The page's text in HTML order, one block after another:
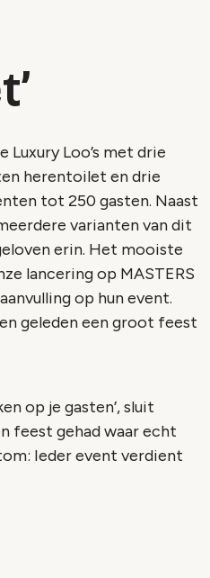
Loo’s met drie
herentoilet en drie
tot 250 gasten. Naast
varianten van dit
erin. Het mooiste
lancering op MASTERS
op hun event.
geleden een groot feest
op je gasten’, sluit
feest gehad waar echt
Ieder event verdient